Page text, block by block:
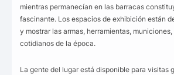
mientras permanecían en las barracas
fascinante. Los espacios de exhibición están
y mostrar las armas, herramientas,
cotidianos de la época.
La gente del lugar está disponible para visitas